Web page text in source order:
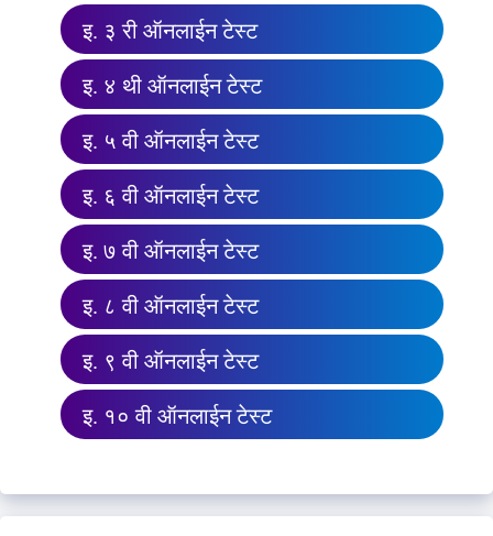
इ. ३ री ऑनलाईन टेस्ट
इ. ४ थी ऑनलाईन टेस्ट
इ. ५ वी ऑनलाईन टेस्ट
इ. ६ वी ऑनलाईन टेस्ट
इ. ७ वी ऑनलाईन टेस्ट
इ. ८ वी ऑनलाईन टेस्ट
इ. ९ वी ऑनलाईन टेस्ट
इ. १० वी ऑनलाईन टेस्ट